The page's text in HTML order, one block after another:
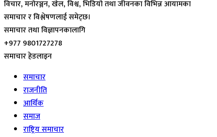
विचार, मनोरञ्जन, खेल, विश्व, भिडियो तथा जीवनका विभिन्न आयामका
समाचार र विश्लेषणलाई समेट्छ।
समाचार तथा विज्ञापनकालागि
+977 9801727278
समाचार हेडलाइन
समाचार
राजनीति
आर्थिक
समाज
राष्ट्रिय समाचार